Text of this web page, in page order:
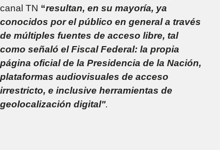
canal TN “resultan, en su mayoría, ya
conocidos por el público en general a través
de múltiples fuentes de acceso libre, tal
como señaló el Fiscal Federal: la propia
página oficial de la Presidencia de la Nación,
plataformas audiovisuales de acceso
irrestricto, e inclusive herramientas de
geolocalización digital".